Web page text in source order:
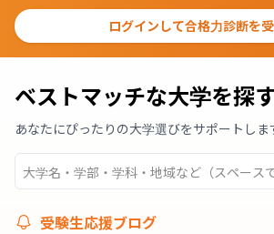
ログインして合格力診断を
ベストマッチな大学を探
あなたにぴったりの大学選びをサポートしま
受験生応援ブログ